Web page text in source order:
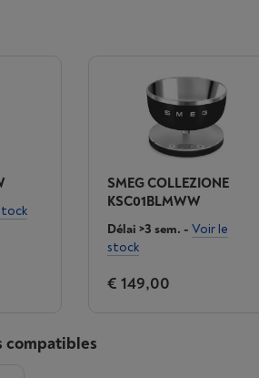
SMEG COLLEZIONE
KSC01BLMWW
Délai >3 sem. - Voir le
stock
€ 149,00
compatibles